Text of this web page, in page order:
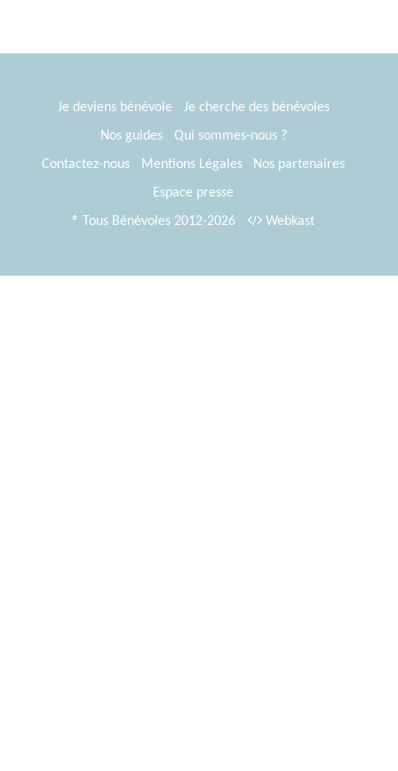
Je deviens bénévole
Je cherche des bénévoles
Nos guides
Qui sommes-nous ?
Contactez-nous
Mentions Légales
Nos partenaires
Espace presse
® Tous Bénévoles 2012-2026
Webkast